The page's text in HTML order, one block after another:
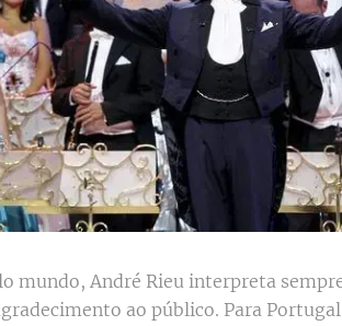
mundo, André Rieu interpreta
ao público. Para